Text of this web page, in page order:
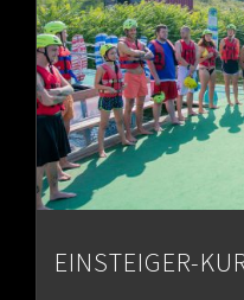
EINSTEIGER-